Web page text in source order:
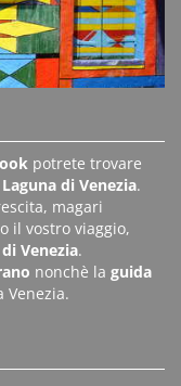
potrete trovare
Laguna di Venezia.
magari
il vostro viaggio,
Venezia.
nonchè la guida
Venezia.